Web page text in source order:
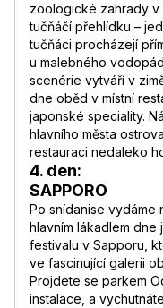
zoologické zahrady v
tučňáčí přehlídku –
tučňáci procházejí
u malebného
scenérie vytváří v
dne oběd v místní
japonské speciality.
hlavního města
restauraci nedaleko
4. den:
SAPPORO
Po snídanise vydáme
hlavním lákadlem
festivalu v Sapporu,
ve fascinující galerii
Projdete se parkem
instalace, a